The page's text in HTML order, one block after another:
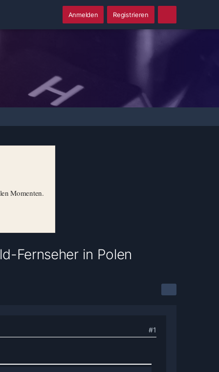
Anmelden Registrieren
Momenten.
Fernseher in Polen
#1